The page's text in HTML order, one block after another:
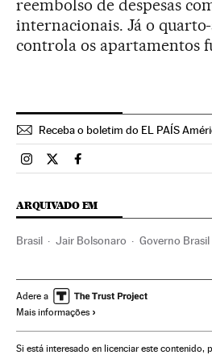
reembolso de despesas
internacionais. Já o
controla os apartamentos
Receba o boletim do EL PAÍS
Brasil El País Brasil en Instagram
Brasil El País Brasil en Twitter
Brasil El País Brasil en
ARQUIVADO EM
Brasil Jair Bolsonaro Governo Brasil
Arthur Lira Congresso Nacional
Câmara Deputados
Adere a
Mais informações
Si está interesado en licenciar este contenido,